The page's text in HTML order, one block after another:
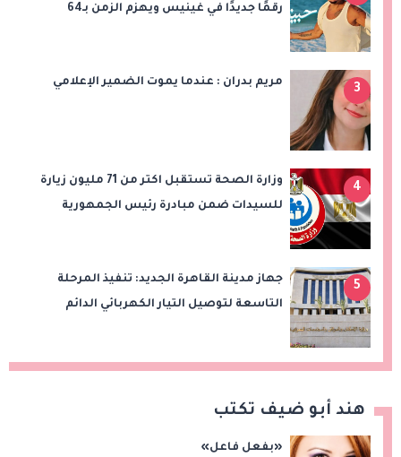
رقمًا جديدًا في غينيس ويهزم الزمن بـ64
3
مريم بدران : عندما يموت الضمير الإعلامي
4
وزارة الصحة تستقبل اكتر من 71 مليون زيارة
للسيدات ضمن مبادرة رئيس الجمهورية
5
جهاز مدينة القاهرة الجديد: تنفيذ المرحلة
التاسعة لتوصيل التيار الكهربائي الدائم
هند أبو ضيف تكتب
«بفعل فاعل»